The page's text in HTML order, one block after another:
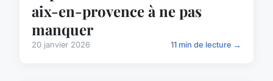
aix-en-provence à ne pas
manquer
20 janvier 2026 11 min de lecture →